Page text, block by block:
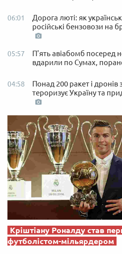
06:01
Дорога люті: як
російські бензовози на
05:57
П'ять авіабомб посеред
вдарили по Сумах,
04:58
Понад 200 ракет і дронів
тероризує Україну та
Кріштіану Роналду став
футболістом-мільярдером